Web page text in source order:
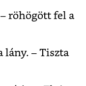
röhögött fel a
lány. – Tiszta